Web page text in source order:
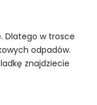
Dlatego w trosce
odpadów.
znajdziecie